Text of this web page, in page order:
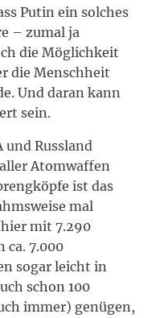
Putin ein solches
– zumal ja
die Möglichkeit
die Menschheit
Und daran kann
sein.
und Russland
Atomwaffen
ist das
mal
mit 7.290
ca. 7.000
sogar leicht in
schon 100
immer) genügen,